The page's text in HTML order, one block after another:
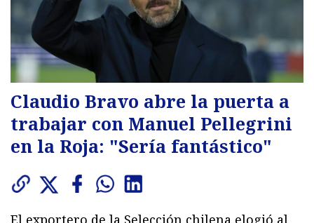
Claudio Bravo abre la puerta a
trabajar con Manuel Pellegrini
en la Roja: "Sería fantástico"
El exportero de la Selección chilena elogió al